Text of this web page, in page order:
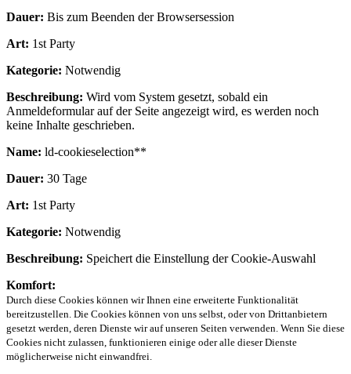
Dauer: Bis zum Beenden der Browsersession
Art: 1st Party
Kategorie: Notwendig
Beschreibung: Wird vom System gesetzt, sobald ein
Anmeldeformular auf der Seite angezeigt wird, es werden noch
keine Inhalte geschrieben.
Name: ld-cookieselection**
Dauer: 30 Tage
Art: 1st Party
Kategorie: Notwendig
Beschreibung: Speichert die Einstellung der Cookie-Auswahl
Komfort:
Durch diese Cookies können wir Ihnen eine erweiterte Funktionalität
bereitzustellen. Die Cookies können von uns selbst, oder von Drittanbietern
gesetzt werden, deren Dienste wir auf unseren Seiten verwenden. Wenn Sie diese
Cookies nicht zulassen, funktionieren einige oder alle dieser Dienste
möglicherweise nicht einwandfrei.